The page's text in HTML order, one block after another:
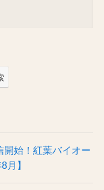
開始！紅葉バイオー
月】